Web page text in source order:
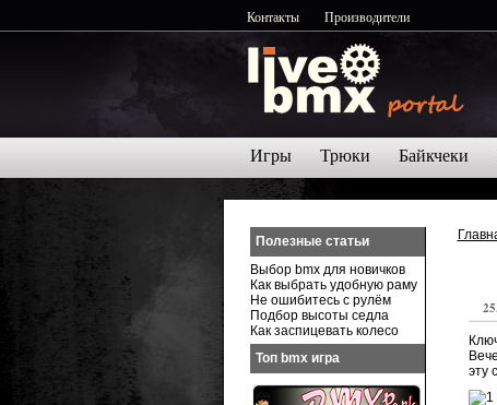
Контакты Производители
Игры Трюки Байкчеки
эту
Полезные статьи
Выбор bmx для новичков
Как выбрать удобную раму
Не ошибитесь с рулём
Подбор высоты седла
Как заспицевать колесо
Топ bmx игра